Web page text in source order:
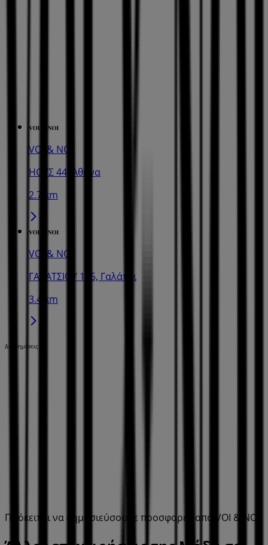
VOI & NOI
ΗΟΥΣ 44, Αθήνα
2.7 km
VOI & NOI
ΓΑΛΑΤΣΙΟΥ 115, Γαλάτσι
3.4 km
Διαφημίσεις
Πρόκειται να δημοσιεύσουμε προσφορές από VOI & NOI